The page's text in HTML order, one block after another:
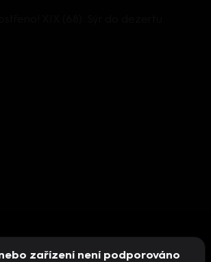
zařízení není podporováno